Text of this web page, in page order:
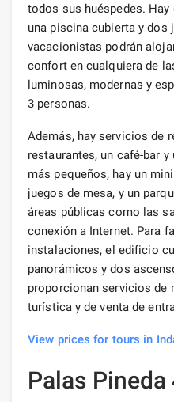
todos sus huéspedes.
una piscina cubierta y dos
vacacionistas podrán
confort en cualquiera de
luminosas, modernas y
3 personas.
Además, hay servicios de
restaurantes, un café-bar
más pequeños, hay un
juegos de mesa, y un
áreas públicas como las
conexión a Internet. Para
instalaciones, el edificio
panorámicos y dos
proporcionan servicios de
turística y de venta de
View prices for tours in
Palas Pineda